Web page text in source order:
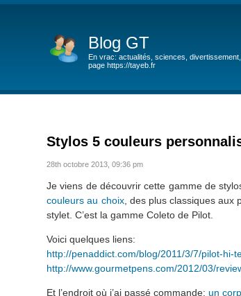
Blog GT
En vrac: actualités, sciences,
page https://tayeb.fr
Stylos 5 couleurs
28th octobre 2013, 09:36 pm
Je viens de découvrir cette gamme de
couleurs au choix, des plus classiques aux
stylet. C’est la gamme Coleto de Pilot.
Voici quelques liens:
http://penaddict.com/blog/2011/3/7/pilot-hi-
http://www.gourmetpens.com/2012/03/
Et l’endroit où j’ai passé commande:un